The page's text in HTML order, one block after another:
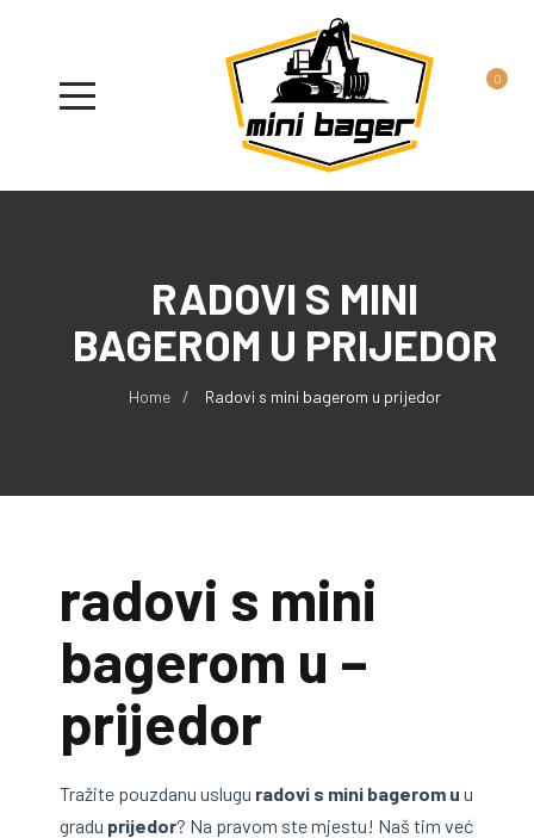
0
RADOVI S MINI
BAGEROM U PRIJEDOR
Home Radovi s mini bagerom u prijedor
radovi s mini
bagerom u –
prijedor
Tražite pouzdanu uslugu radovi s mini bagerom u u
gradu prijedor? Na pravom ste mjestu! Naš tim već